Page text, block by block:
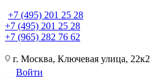
+7 (495) 201 25 28
+7 (495) 201 25 28
+7 (965) 282 76 62
г. Москва, Ключевая улица, 22к2
Войти